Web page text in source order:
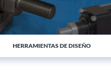
HERRAMIENTAS DE DISEÑO